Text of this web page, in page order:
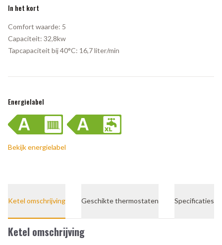
In het kort
Comfort waarde: 5
Capaciteit: 32,8kw
Tapcapaciteit bij 40°C: 16,7 liter/min
Energielabel
Bekijk energielabel
Ketel omschrijving Geschikte thermostaten Specificaties
Ketel omschrijving